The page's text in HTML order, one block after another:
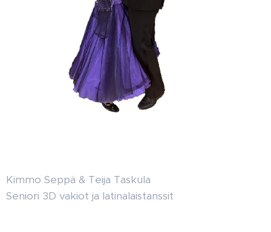
Kimmo Seppä & Teija Taskula
Seniori 3D vakiot ja latinalaistanssit